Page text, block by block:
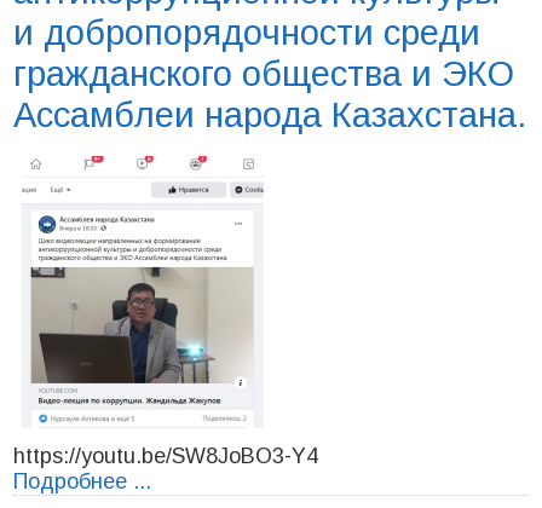
и добропорядочности среди
гражданского общества и ЭКО
Ассамблеи народа Казахстана.
https://youtu.be/SW8JoBO3-Y4
Подробнее ...